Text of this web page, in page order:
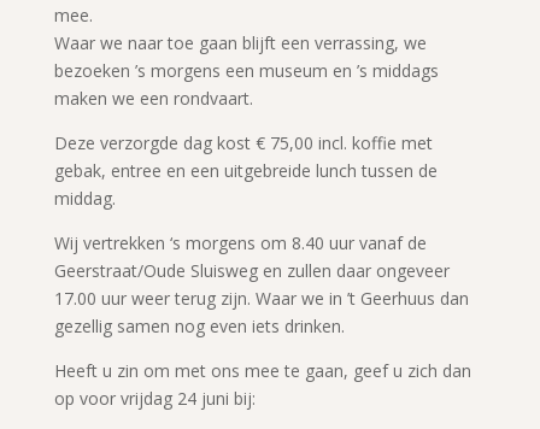
mee.
Waar we naar toe gaan blijft een verrassing, we
bezoeken ’s morgens een museum en ’s middags
maken we een rondvaart.
Deze verzorgde dag kost € 75,00 incl. koffie met
gebak, entree en een uitgebreide lunch tussen de
middag.
Wij vertrekken ‘s morgens om 8.40 uur vanaf de
Geerstraat/Oude Sluisweg en zullen daar ongeveer
17.00 uur weer terug zijn. Waar we in ’t Geerhuus dan
gezellig samen nog even iets drinken.
Heeft u zin om met ons mee te gaan, geef u zich dan
op voor vrijdag 24 juni bij: